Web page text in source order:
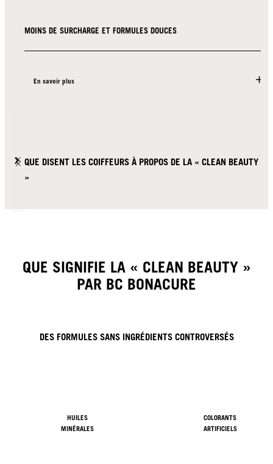
MOINS DE SURCHARGE ET FORMULES DOUCES
En savoir plus
QUE DISENT LES COIFFEURS À PROPOS DE LA « CLEAN BEAUTY
»
QUE SIGNIFIE LA « CLEAN BEAUTY »
PAR BC BONACURE
DES FORMULES SANS INGRÉDIENTS CONTROVERSÉS
HUILES
MINÉRALES
COLORANTS
ARTIFICIELS